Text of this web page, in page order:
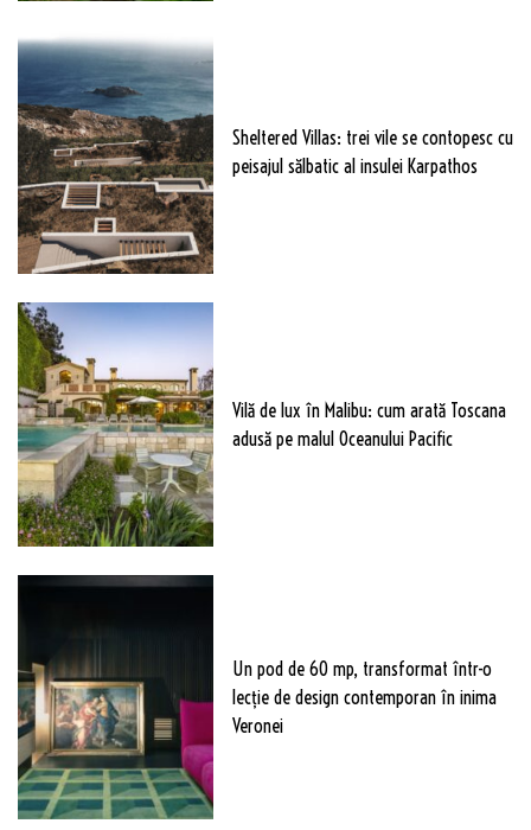
Sheltered Villas: trei vile se contopesc cu
peisajul sălbatic al insulei Karpathos
Vilă de lux în Malibu: cum arată Toscana
adusă pe malul Oceanului Pacific
Un pod de 60 mp, transformat într-o
lecție de design contemporan în inima
Veronei